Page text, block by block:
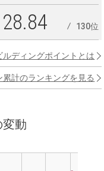
28.84 130位
ルディングポイントとは
累計のランキングを見る
動